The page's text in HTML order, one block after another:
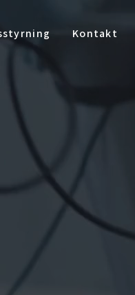
Kontakt